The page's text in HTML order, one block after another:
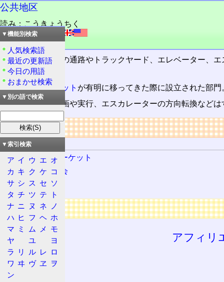
公共地区
読み：こうきょうちく
外語：public area
品詞：名詞
ビッグサイト内の通路やトラックヤード、エレベーター、
の部門。
コミックマーケット が有明に移ってきた際に設立された部門
通路の導線の計画や実行、エスカレーターの方向転換など
リンク
関連する用語
コミックマーケット
西地区連絡会
導線
広告
アフィリ
▼機能別検索
人気検索語
最近の更新語
今日の用語
おまかせ検索
▼別の語で検索
▼索引検索
ア イ ウ エ オ
カ キ ク ケ コ
サ シ ス セ ソ
タ チ ツ テ
ト
ナ ニ ヌ ネ
ノ
ハ ヒ フ ヘ ホ
マ ミ ム メ
モ
ヤ
ユ
ヨ
ラ
リ ル レ ロ
ワ ヰ ヴ ヱ
ヲ
ン